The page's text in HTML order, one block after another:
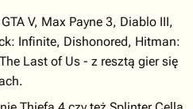
V, Max Payne 3, Diablo III,
Infinite, Dishonored, Hitman:
Last of Us - z resztą gier się